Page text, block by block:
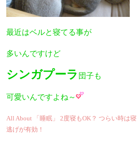
最近はベルと寝てる事が
多いんですけど
シンガプーラ 団子も
可愛いんですよね～
All About 「睡眠」 2度寝もOK？ つらい時は寝
逃げが有効！